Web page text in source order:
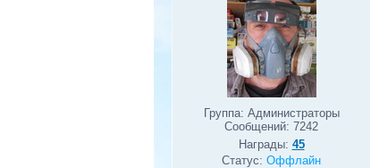
Группа: Администраторы
Сообщений: 7242
Награды: 45
Статус: Оффлайн